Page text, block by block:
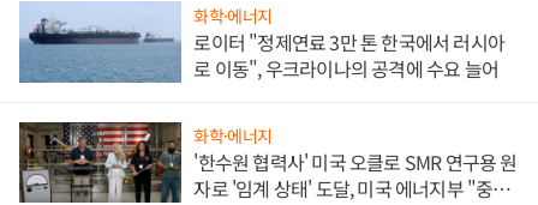
화학·에너지
로이터 "정제연료 3만 톤 한국에서 러시아
로 이동", 우크라이나의 공격에 수요 늘어
화학·에너지
'한수원 협력사' 미국 오클로 SMR 연구용 원
자로 '임계 상태' 도달, 미국 에너지부 "중요